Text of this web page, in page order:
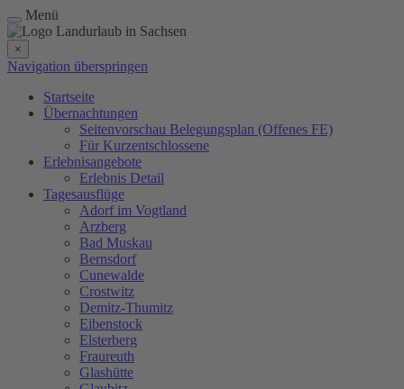
Menü
×
Navigation überspringen
Startseite
Übernachtungen
Seitenvorschau Belegungsplan (Offenes FE)
Für Kurzentschlossene
Erlebnisangebote
Erlebnis Detail
Tagesausflüge
Adorf im Vogtland
Arzberg
Bad Muskau
Bernsdorf
Cunewalde
Crostwitz
Demitz-Thumitz
Eibenstock
Elsterberg
Fraureuth
Glashütte